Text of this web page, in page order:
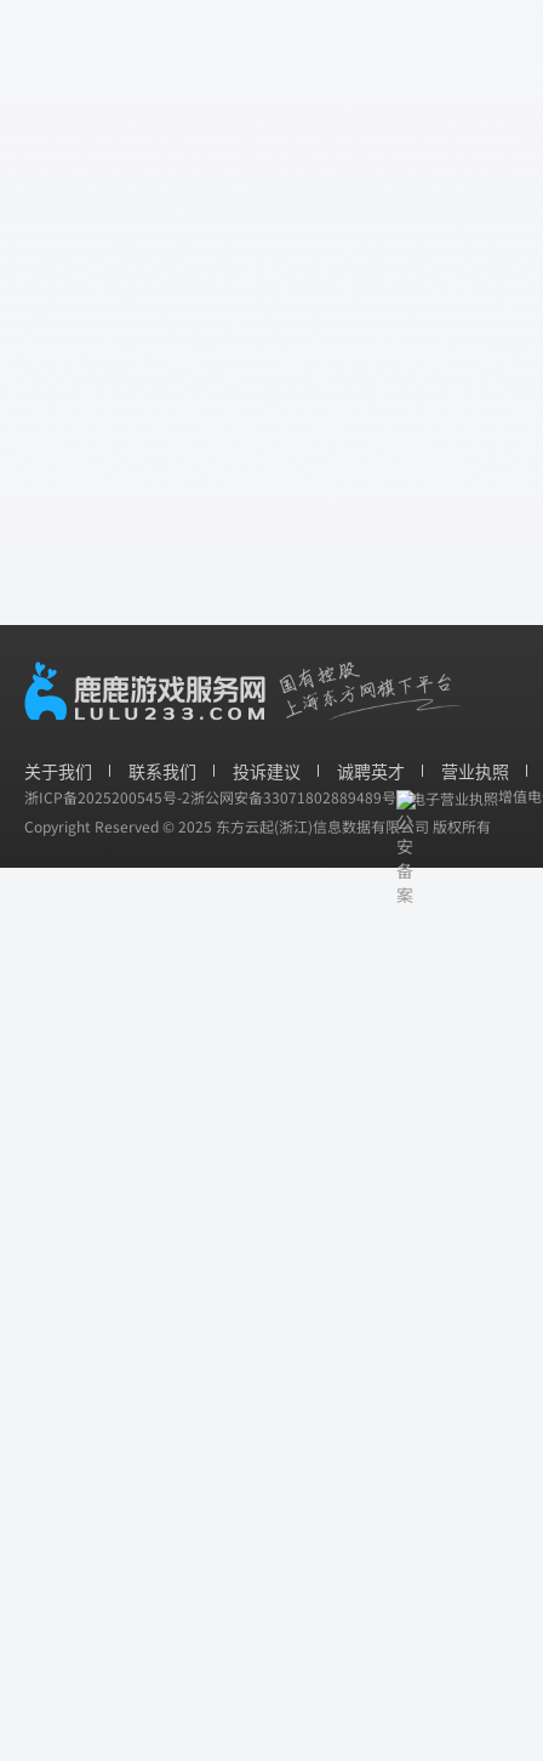
关于我们 联系我们 投诉建议 诚聘英才 营业执照
浙ICP备2025200545号-2浙公网安备33071802889489号 电子营业执照增值
Copyright Reserved © 2025 东方云起(浙江)信息数据有限公司 版权所有